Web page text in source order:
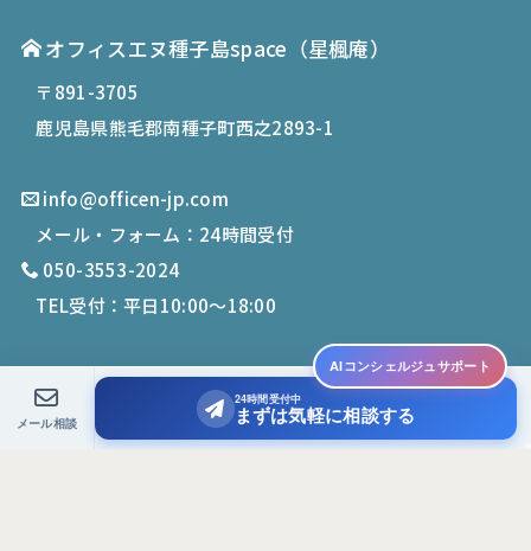
オフィスエヌ種子島space （星楓庵）
〒891-3705
鹿児島県熊毛郡南種子町西之2893-1
info@officen-jp.com
メール・フォーム：24時間受付
050-3553-2024
TEL受付：平日10:00〜18:00
2026Office N. All Rights Reserved.
AIコンシェルジュサポート
メール相談
24時間受付中
まずは気軽に相談する